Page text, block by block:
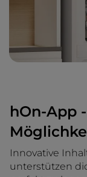
hOn-App
Innovative
unterstützen